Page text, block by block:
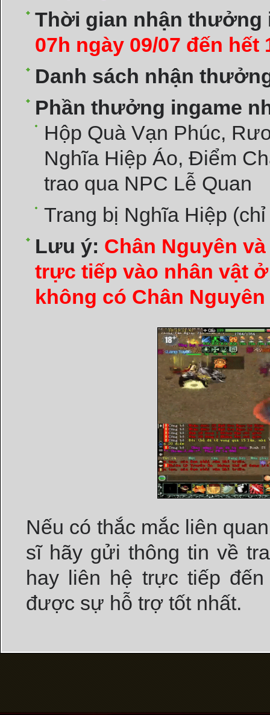
Thời gian nhận thưởng
07h ngày 09/07 đến hết
Danh sách nhận
Phần thưởng ingame
Hộp Quà Vạn Phúc,
Nghĩa Hiệp Áo, Điểm
trao qua NPC Lễ Quan
Trang bị Nghĩa Hiệp
Lưu ý: Chân Nguyên
trực tiếp vào nhân vật
không có Chân
Nếu có thắc mắc liên
sĩ hãy gửi thông tin về
hay liên hệ trực tiếp
được sự hỗ trợ tốt nhất.